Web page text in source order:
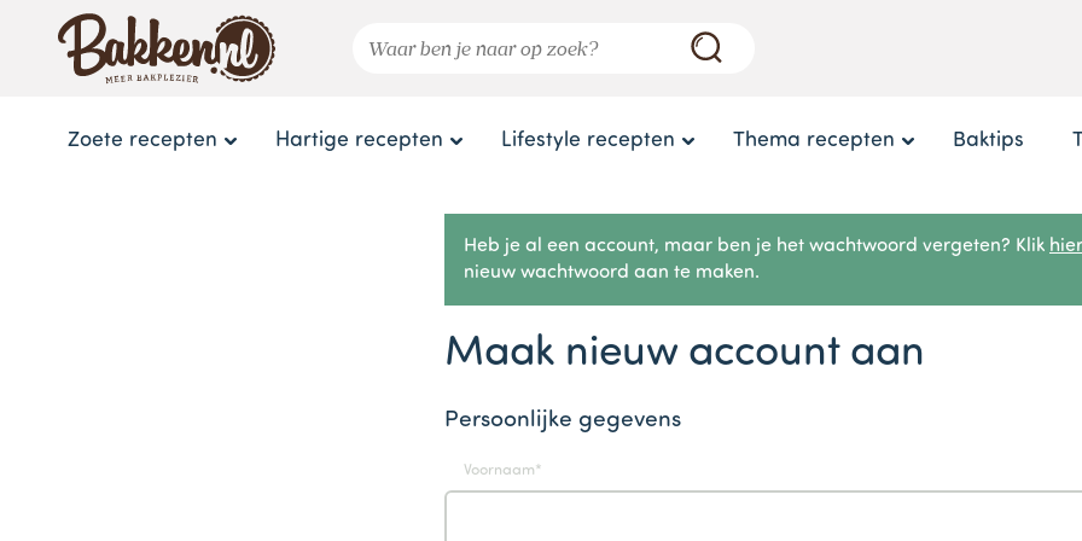
Zoete recepten Hartige recepten Lifestyle recepten Thema recepten Baktips
Heb je al een account, maar ben je het wachtwoord vergeten? Klik hier
nieuw wachtwoord aan te maken.
Maak nieuw account aan
Persoonlijke gegevens
Voornaam